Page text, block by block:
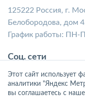
125222 Россия, г.
Белобородова, дом
График работы: ПН-
Соц. сети
Этот сайт использует
аналитики "Яндекс
вы соглашаетесь с